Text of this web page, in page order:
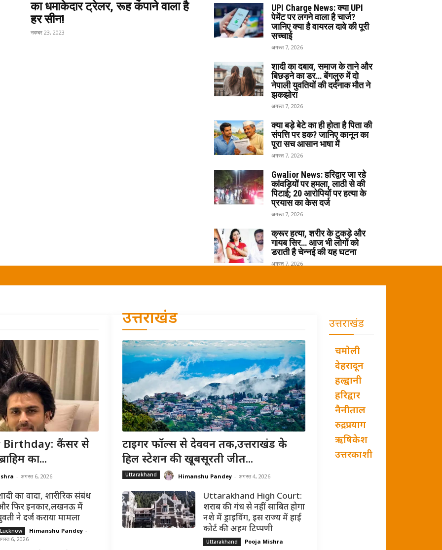
का धमाकेदार ट्रेलर, रूह कंपाने वाला है
हर सीन!
नवम्बर 23, 2023
UPI Charge News: क्या UPI
पेमेंट पर लगने वाला है चार्ज?
जानिए क्या है वायरल दावे की पूरी
सच्चाई
अगस्त 7, 2026
शादी का दबाव, समाज के ताने और
बिछड़ने का डर… बेंगलुरु में दो
नेपाली युवतियों की दर्दनाक मौत ने
झकझोरा
अगस्त 7, 2026
क्या बड़े बेटे का ही होता है पिता की
संपत्ति पर हक? जानिए कानून का
पूरा सच आसान भाषा में
अगस्त 7, 2026
Gwalior News: हरिद्वार जा रहे
कांवड़ियों पर हमला, लाठी से की
पिटाई; 20 आरोपियों पर हत्या के
प्रयास का केस दर्ज
अगस्त 7, 2026
क्रूर हत्या, शरीर के टुकड़े और
गायब सिर… आज भी लोगों को
डराती है चेन्नई की यह घटना
अगस्त 7, 2026
Birthday: कैंसर से
का...
- अगस्त 6, 2026
का वादा, शारीरिक संबंध
फिर इनकार,लखनऊ में
ने दर्ज कराया मामला
Lucknow Himanshu Pandey -
6, 2026
उत्तराखंड
टाइगर फॉल्स से देववन तक,उत्तराखंड के
हिल स्टेशन की खूबसूरती जीत...
Uttarakhand Himanshu Pandey - अगस्त 4, 2026
Uttarakhand High Court:
शराब की गंध से नहीं साबित होगा
नशे में ड्राइविंग, इस राज्य में हाई
कोर्ट की अहम टिप्पणी
Uttarakhand Pooja Mishra
उत्तराखंड
चमोली
देहरादून
हल्द्वानी
हरिद्वार
नैनीताल
रुद्रप्रयाग
ऋषिकेश
उत्तरकाशी